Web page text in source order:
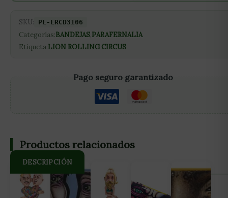
SKU: PL-LRCD3106
Categorías:BANDEJAS,PARAFERNALIA
Etiqueta:LION ROLLING CIRCUS
Pago seguro garantizado
DESCRIPCIÓN
Diseñado para contener todo lo que necesitas.
Productos relacionados